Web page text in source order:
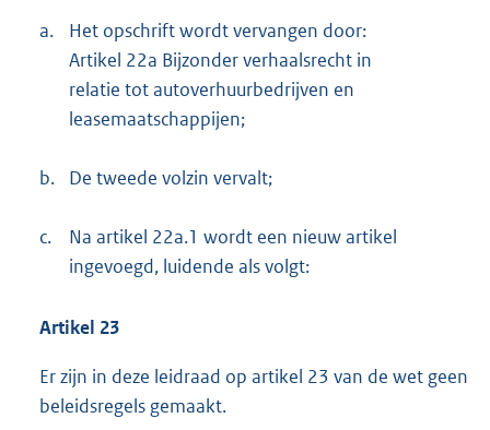
a.
Het opschrift wordt vervangen door:
Artikel 22a Bijzonder verhaalsrecht in
relatie tot autoverhuurbedrijven en
leasemaatschappijen;
b. De tweede volzin vervalt;
c.
Na artikel 22a.1 wordt een nieuw artikel
ingevoegd, luidende als volgt:
Artikel 23
Er zijn in deze leidraad op artikel 23 van de wet geen
beleidsregels gemaakt.